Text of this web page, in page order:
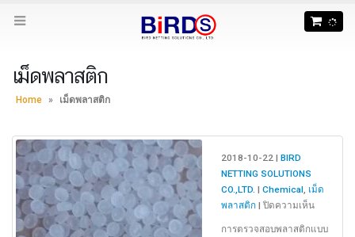
เม็ดพลาสติก
Home » เม็ดพลาสติก
2018-10-22 | BIRD
NETTING SOLUTIONS
CO.,LTD. | Chemical, เม็ด
พลาสติก | ปิดความเห็นบน
การตรวจสอบพลาสติกแบบ